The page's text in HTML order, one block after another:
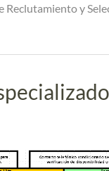
Reclutamiento y